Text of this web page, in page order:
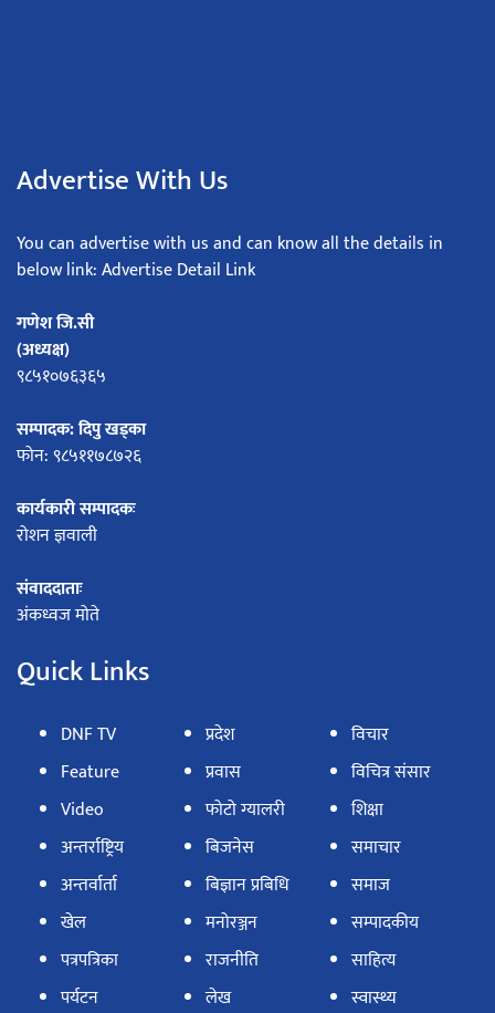
Advertise With Us
You can advertise with us and can know all the details in
below link: Advertise Detail Link
गणेश जि.सी
(अध्यक्ष)
९८५१०७६३६५
सम्पादक: दिपु खड्का
फोन: ९८५११७८७२६
कार्यकारी सम्पादकः
रोशन ज्ञवाली
संवाददाताः
अंकध्वज मोते
Quick Links
DNF TV
Feature
Video
अन्तर्राष्ट्रिय
अन्तर्वार्ता
खेल
पत्रपत्रिका
पर्यटन
प्रदेश
प्रवास
फोटो ग्यालरी
बिजनेस
बिज्ञान प्रबिधि
मनोरञ्जन
राजनीति
लेख
विचार
विचित्र संसार
शिक्षा
समाचार
समाज
सम्पादकीय
साहित्य
स्वास्थ्य